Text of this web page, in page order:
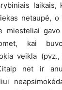
netaupė,
miesteliai
kai
veikla
net ir